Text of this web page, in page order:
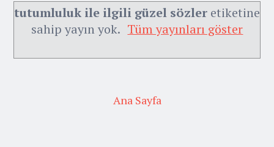
tutumluluk ile ilgili güzel sözler etiketine
sahip yayın yok. Tüm yayınları göster
Ana Sayfa